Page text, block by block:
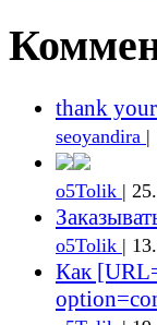
thank
seoyandira |
o5Tolik |
o5Tolik |
Как